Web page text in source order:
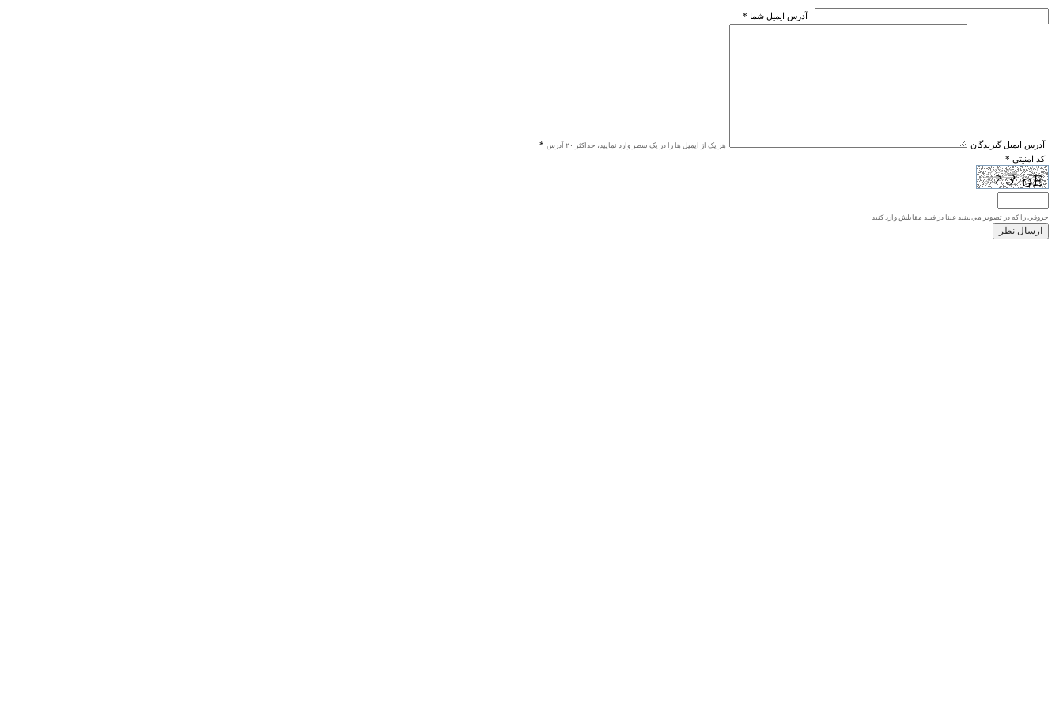
* آدرس ايميل شما
* آدرس ايميل گيرندگان هر یک از ایمیل ها را در یک سطر وارد نمایید، حداکثر ۲۰ آدرس
* کد امنیتی
حروفي را كه در تصوير مي‌بينيد عينا در فيلد مقابلش وارد كنيد